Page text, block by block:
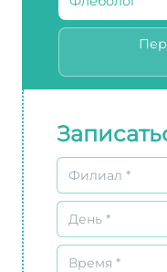
Филиал *
День *
Время *